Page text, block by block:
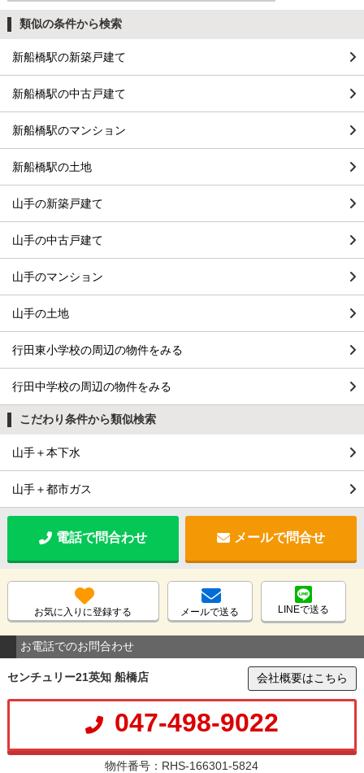
類似の条件から検索
新船橋駅の新築戸建て
新船橋駅の中古戸建て
新船橋駅のマンション
新船橋駅の土地
山手の新築戸建て
山手の中古戸建て
山手のマンション
山手の土地
行田東小学校の周辺の物件をみる
行田中学校の周辺の物件をみる
こだわり条件から類似検索
山手＋本下水
山手＋都市ガス
電話で問合わせ メールで問合せ
お気に入りに登録する メールで送る LINEで送る
お電話でのお問合わせ
センチュリー21英知 船橋店 会社概要はこちら
047-498-9022
物件番号：RHS-166301-5824